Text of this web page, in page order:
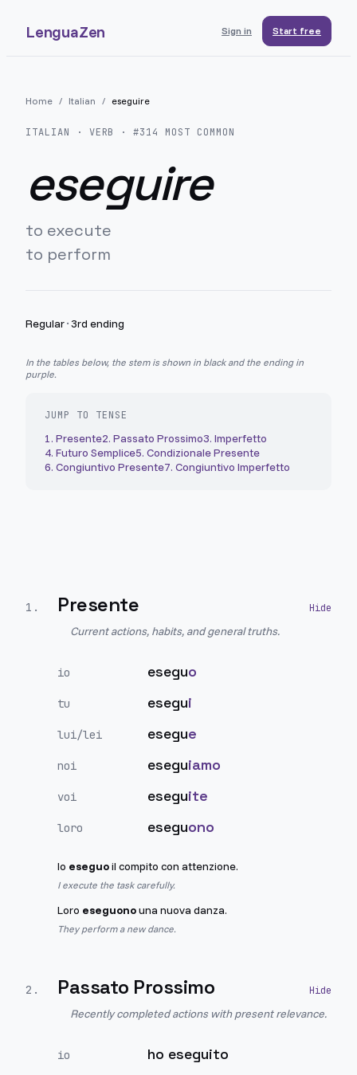
LenguaZen Sign in Start free
Home / Italian / eseguire
ITALIAN · VERB · #314 MOST COMMON
eseguire
to execute
to perform
Regular·3rd ending
In the tables below, the stem is shown in black and the ending in
purple.
JUMP TO TENSE
1. Presente2. Passato Prossimo3. Imperfetto
4. Futuro Semplice5. Condizionale Presente
6. Congiuntivo Presente7. Congiuntivo Imperfetto
1 . Presente
Current actions, habits, and general truths.
io eseguo
tu esegui
lui/lei esegue
noi eseguiamo
voi eseguite
loro eseguono
Io eseguoil compito con attenzione.
I execute the task carefully.
Loro eseguonouna nuova danza.
They perform a new dance.
2 . Passato Prossimo
Recently completed actions with present relevance.
io ho eseguito